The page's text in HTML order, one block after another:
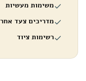
משימות מעשיות
מדריכים צעד
רשימות ציוד